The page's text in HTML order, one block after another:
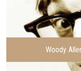
Woody